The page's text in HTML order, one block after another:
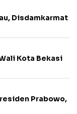
Disdamkarmat
Kota Bekasi
Prabowo,